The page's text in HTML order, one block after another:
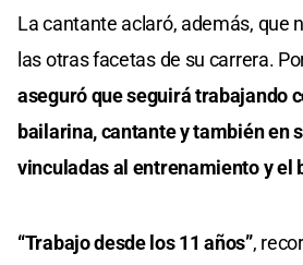
La cantante aclaró, además, que
las otras facetas de su carrera.
aseguró que seguirá trabajando
bailarina, cantante y también en
vinculadas al entrenamiento y el
“Trabajo desde los 11 años”,